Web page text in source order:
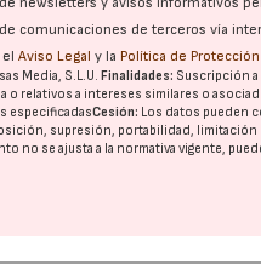
comunicaciones de terceros vía
elAviso Legal y la Política de
Media, S.L.U. Finalidades: Suscripción
o relativos a intereses similares o
especificadasCesión: Los datos pueden
supresión, portabilidad, limitación
no se ajusta a la normativa vigente,